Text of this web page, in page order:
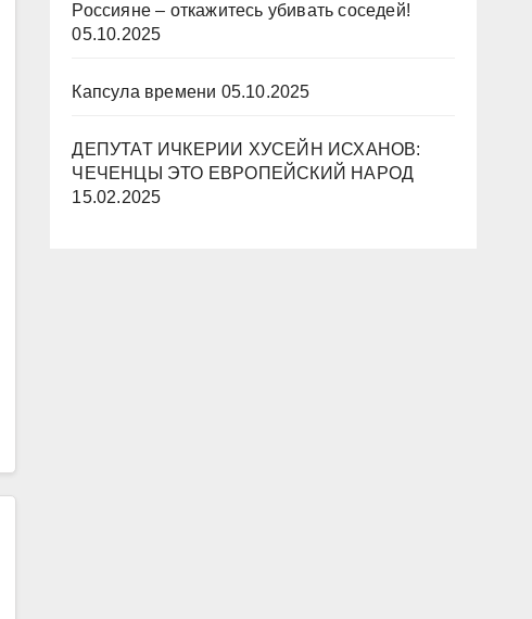
Россияне – откажитесь убивать соседей!
05.10.2025
Капсула времени 05.10.2025
ДЕПУТАТ ИЧКЕРИИ ХУСЕЙН ИСХАНОВ:
ЧЕЧЕНЦЫ ЭТО ЕВРОПЕЙСКИЙ НАРОД
15.02.2025